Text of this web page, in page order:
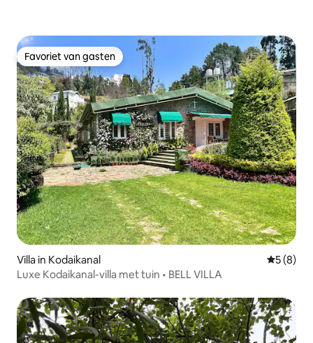
Favoriet van gasten
Favoriet van gasten
Villa in Kodaikanal
5 (8)
Luxe Kodaikanal-villa met tuin • BELL VILLA